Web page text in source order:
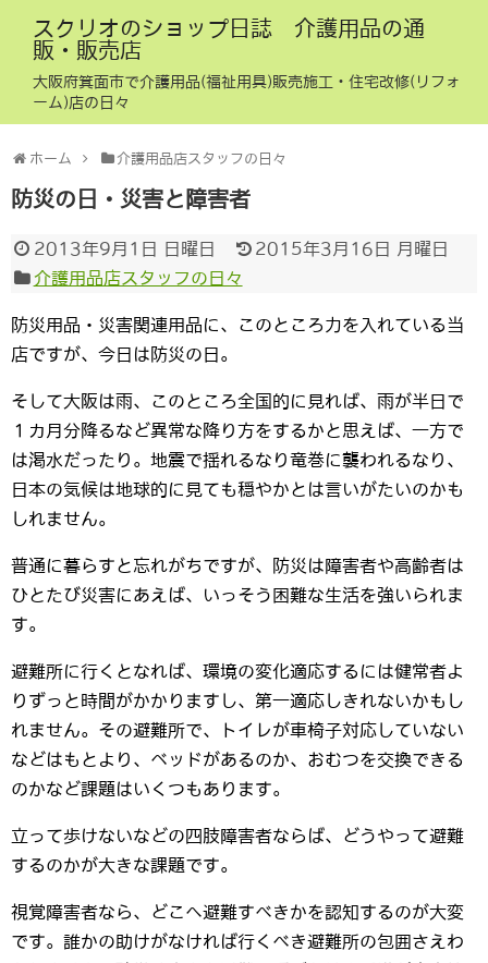
スクリオのショップ日誌 介護用品の通
販・販売店
大阪府箕面市で介護用品(福祉用具)販売施工・住宅改修(リフォ
ーム)店の日々
ホーム 介護用品店スタッフの日々
防災の日・災害と障害者
2013年9月1日 日曜日
2015年3月16日 月曜日
介護用品店スタッフの日々
防災用品・災害関連用品に、このところ力を入れている当
店ですが、今日は防災の日。
そして大阪は雨、このところ全国的に見れば、雨が半日で
１カ月分降るなど異常な降り方をするかと思えば、一方で
は渇水だったり。地震で揺れるなり竜巻に襲われるなり、
日本の気候は地球的に見ても穏やかとは言いがたいのかも
しれません。
普通に暮らすと忘れがちですが、防災は障害者や高齢者は
ひとたび災害にあえば、いっそう困難な生活を強いられま
す。
避難所に行くとなれば、環境の変化適応するには健常者よ
りずっと時間がかかりますし、第一適応しきれないかもし
れません。その避難所で、トイレが車椅子対応していない
などはもとより、ベッドがあるのか、おむつを交換できる
のかなど課題はいくつもあります。
立って歩けないなどの四肢障害者ならば、どうやって避難
するのかが大きな課題です。
視覚障害者なら、どこへ避難すべきかを認知するのが大変
です。誰かの助けがなければ行くべき避難所の包囲さえわ